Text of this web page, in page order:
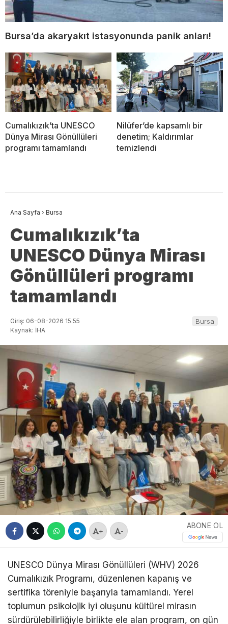
Bursa’da akaryakıt istasyonunda panik anları!
Cumalıkızık’ta UNESCO
Dünya Mirası Gönüllüleri
programı tamamlandı
Nilüfer’de kapsamlı bir
denetim; Kaldırımlar
temizlendi
Ana Sayfa › Bursa
Cumalıkızık’ta
UNESCO Dünya Mirası
Gönüllüleri programı
tamamlandı
Giriş: 06-08-2026 15:55
Kaynak: İHA
Bursa
+ -
ABONE OL
UNESCO Dünya Mirası Gönüllüleri (WHV) 2026
Cumalıkızık Programı, düzenlenen kapanış ve
sertifika töreniyle başarıyla tamamlandı. Yerel
toplumun psikolojik iyi oluşunu kültürel mirasın
sürdürülebilirliğiyle birlikte ele alan program, on gün